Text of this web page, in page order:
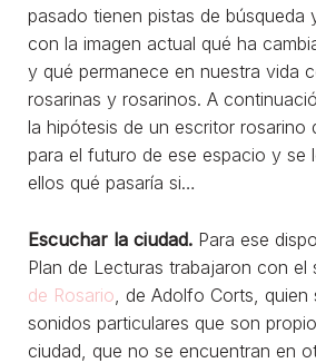
pasado tienen pistas de búsqueda
con la imagen actual qué ha
y qué permanece en nuestra vida
rosarinas y rosarinos. A
la hipótesis de un escritor rosarino
para el futuro de ese espacio y se
ellos qué pasaría si…
Escuchar la ciudad. Para ese
Plan de Lecturas trabajaron con el
de Rosario , de Adolfo Corts,
sonidos particulares que son
ciudad, que no se encuentran en